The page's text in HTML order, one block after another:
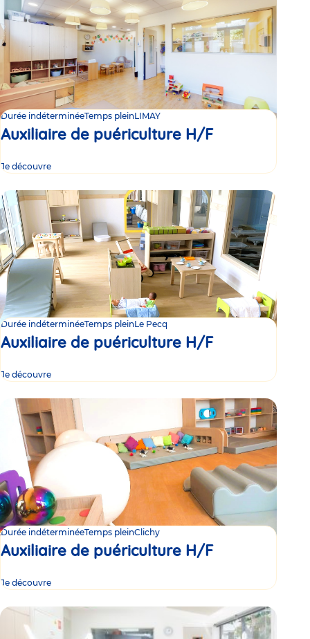
Durée indéterminéeTemps pleinLIMAY
Auxiliaire de puériculture H/F
Je découvre
Durée indéterminéeTemps pleinLe Pecq
Auxiliaire de puériculture H/F
Je découvre
Durée indéterminéeTemps pleinClichy
Auxiliaire de puériculture H/F
Je découvre